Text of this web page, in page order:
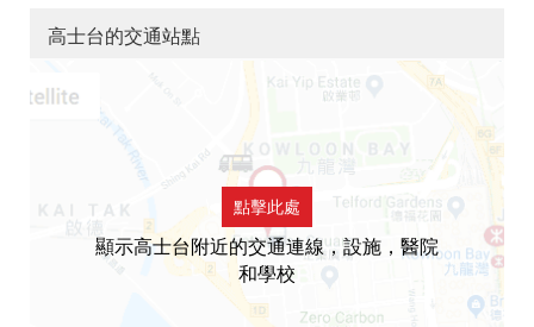
高士台的交通站點
點擊此處
顯示高士台附近的交通連線，設施，醫院
和學校